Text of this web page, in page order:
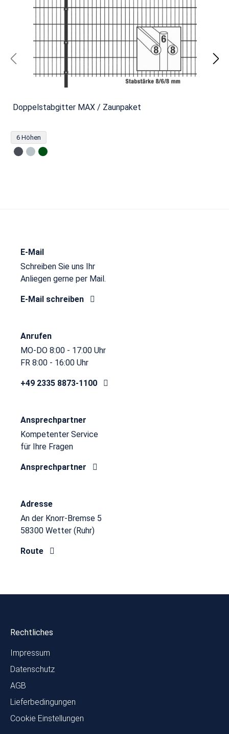
Doppelstabgitter MAX / Zaunpaket
6 Höhen
E-Mail
Schreiben Sie uns Ihr
Anliegen gerne per Mail.
E-Mail schreiben
Anrufen
MO-DO 8:00 - 17:00 Uhr
FR 8:00 - 16:00 Uhr
+49 2335 8873-1100
Ansprechpartner
Kompetenter Service
für Ihre Fragen
Ansprechpartner
Adresse
An der Knorr-Bremse 5
58300 Wetter (Ruhr)
Route
Rechtliches
Impressum
Datenschutz
AGB
Lieferbedingungen
Cookie Einstellungen